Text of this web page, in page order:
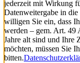
jederzeit mit Wirkung
Datenweitergabe in
willigen Sie ein, dass
werden – gem. Art.
Jahre alt sind und Ihre
möchten, müssen Sie
bitten.